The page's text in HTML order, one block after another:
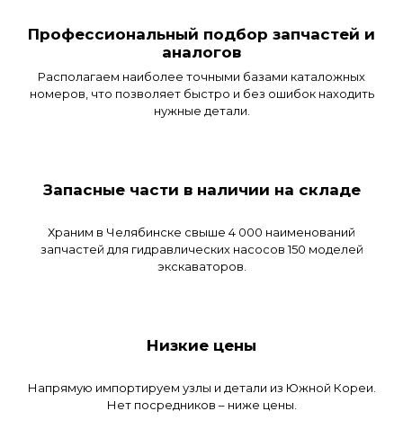
Профессиональный подбор запчастей и
аналогов
Располагаем наиболее точными базами каталожных
номеров, что позволяет быстро и без ошибок находить
нужные детали.
Запасные части в наличии на складе
Храним в Челябинске свыше 4 000 наименований
запчастей для гидравлических насосов150 моделей
экскаваторов.
Низкие цены
Напрямую импортируем узлы и детали из Южной Кореи.
Нет посредников – ниже цены.